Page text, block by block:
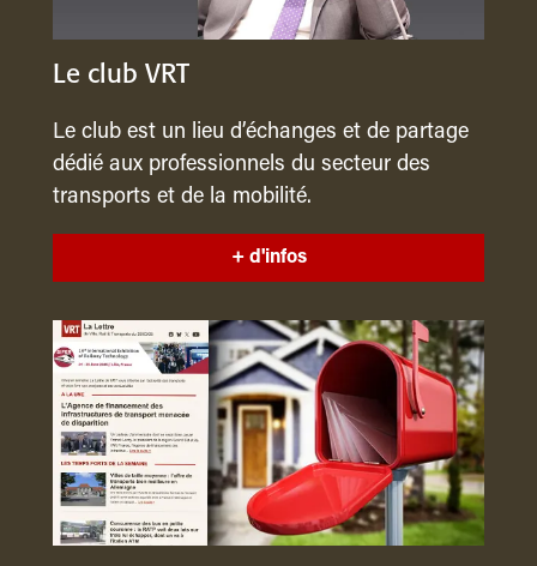
Le club VRT
Le club est un lieu d’échanges et de partage
dédié aux professionnels du secteur des
transports et de la mobilité.
+ d'infos